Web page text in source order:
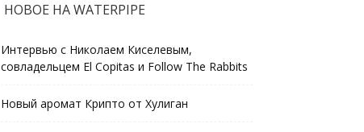
НОВОЕ НА WATERPIPE
Интервью с Николаем Киселевым,
совладельцем El Copitas и Follow The Rabbits
Новый аромат Крипто от Хулиган